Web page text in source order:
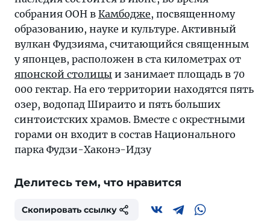
собрания ООН в Камбодже, посвященному
образованию, науке и культуре. Активный
вулкан Фудзияма, считающийся священным
у японцев, расположен в ста километрах от
японской столицы и занимает площадь в 70
000 гектар. На его территории находятся пять
озер, водопад Шираито и пять больших
синтоистских храмов. Вместе с окрестными
горами он входит в состав Национального
парка Фудзи-Хаконэ-Идзу
Делитесь тем, что нравится
Скопировать ссылку